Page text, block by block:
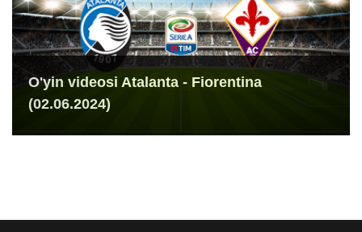
O'yin videosi Atalanta - Fiorentina
(02.06.2024)